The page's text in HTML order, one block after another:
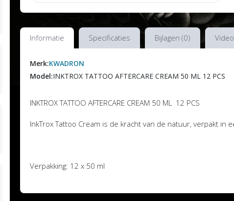
Informatie Specificaties Bijlagen (0)
Merk:KWADRON
Model:INKTROX TATTOO AFTERCARE CREAM 50 ML 12 PCS
INKTROX TATTOO AFTERCARE CREAM 50 ML 12 PCS
InkTrox Tattoo Cream is de kracht van de natuur, verpakt in
Verpakking: 12 x 50 ml